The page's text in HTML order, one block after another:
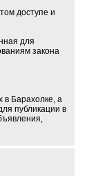
доступе и
для
закона
Барахолке, а
публикации в